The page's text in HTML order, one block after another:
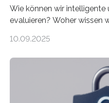
Wie können wir
evaluieren? Woher wissen
sich CAVECORE – ein
koordiniert wird. Ab dem 1.
über einen Zeitraum von
Promovierende im Rahmen
10.09.2025